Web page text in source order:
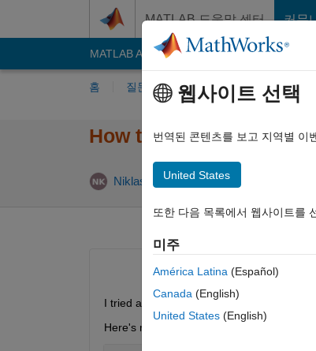
MATLAB 도움말 센터 커뮤
MATLAB Answers File Exchange
홈 질문하기 답변하기 찾아보기
How to include function
Niklas Kurz 2021 6월 3
I tried all possibl string2functions of
Here's my best try:
웹사이트 선택
번역된 콘텐츠를 보고 지역별 이
United States
또한 다음 목록에서 웹사이트를
미주
América Latina (Español)
Canada (English)
United States (English)